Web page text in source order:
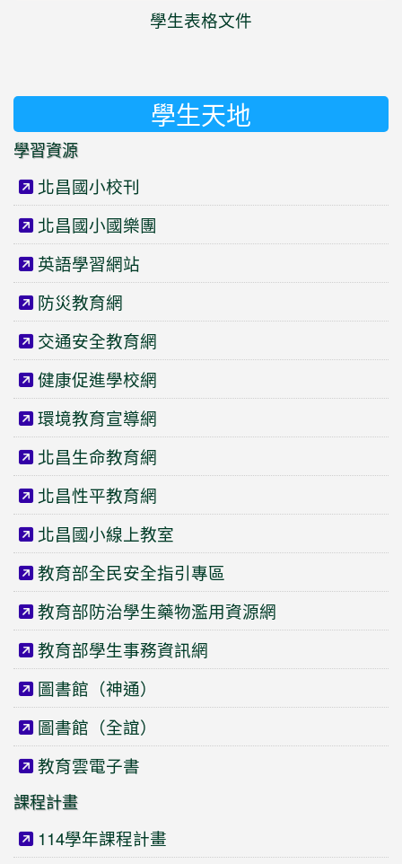
學生表格文件
學生天地
學習資源
北昌國小校刊
北昌國小國樂團
英語學習網站
防災教育網
交通安全教育網
健康促進學校網
環境教育宣導網
北昌生命教育網
北昌性平教育網
北昌國小線上教室
教育部全民安全指引專區
教育部防治學生藥物濫用資源網
教育部學生事務資訊網
圖書館（神通）
圖書館（全誼）
教育雲電子書
課程計畫
114學年課程計畫